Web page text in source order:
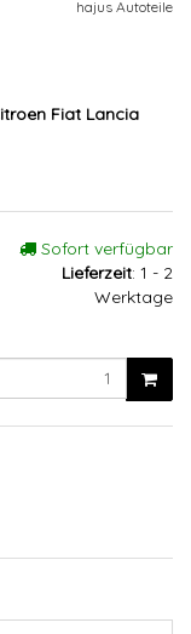
hajus Autoteile
Fiat Lancia
Sofort verfügbar
Lieferzeit: 1 - 2
Werktage